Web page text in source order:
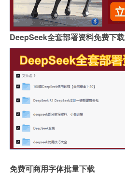
DeepSeek全套部署资料免费下载
免费可商用字体批量下载